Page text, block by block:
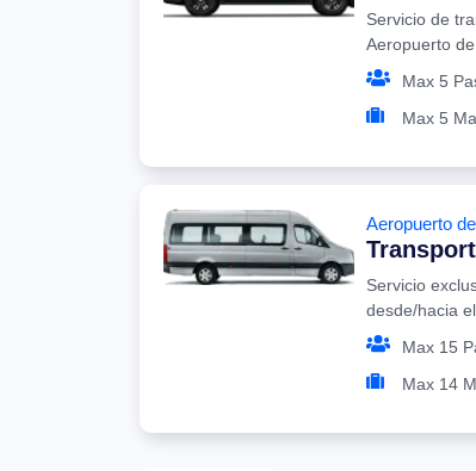
Servicio de
Aeropuerto
Max 5
Max 5
Aeropuerto
Servicio
desde/hacia
Max 15
Max 14